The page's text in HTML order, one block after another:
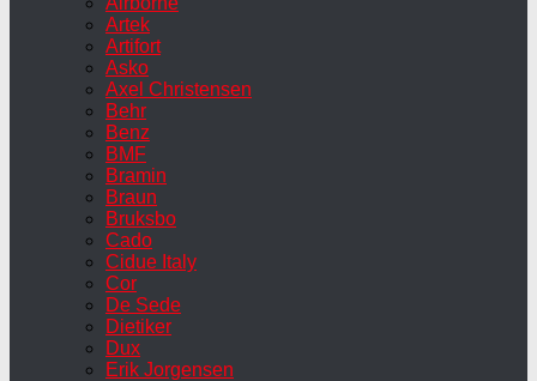
Artek
Artifort
Asko
Axel Christensen
Behr
Benz
BMF
Bramin
Braun
Bruksbo
Cado
Cidue Italy
Cor
De Sede
Dietiker
Dux
Erik Jorgensen